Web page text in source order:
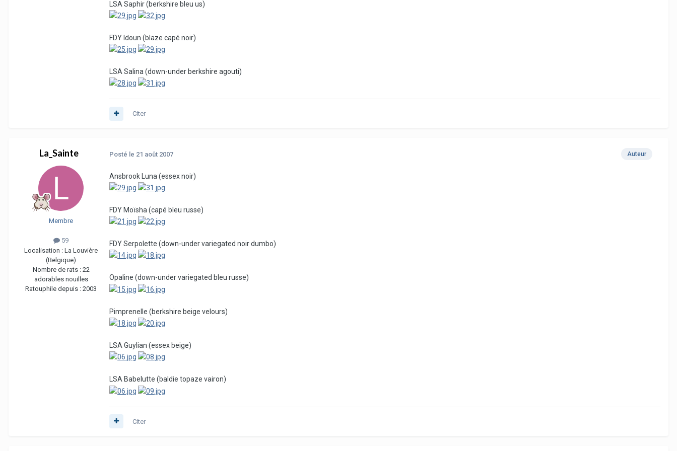
LSA Saphir (berkshire bleu us)
FDY Idoun (blaze capé noir)
LSA Salina (down-under berkshire agouti)
Citer
La_Sainte
Membre
59
Localisation : La Louvière
(Belgique)
Nombre de rats : 22
adorables nouilles
Ratouphile depuis : 2003
Auteur
Posté le 21 août 2007
Ansbrook Luna (essex noir)
FDY Moïsha (capé bleu russe)
FDY Serpolette (down-under variegated noir dumbo)
Opaline (down-under variegated bleu russe)
Pimprenelle (berkshire beige velours)
LSA Guylian (essex beige)
LSA Babelutte (baldie topaze vairon)
Citer